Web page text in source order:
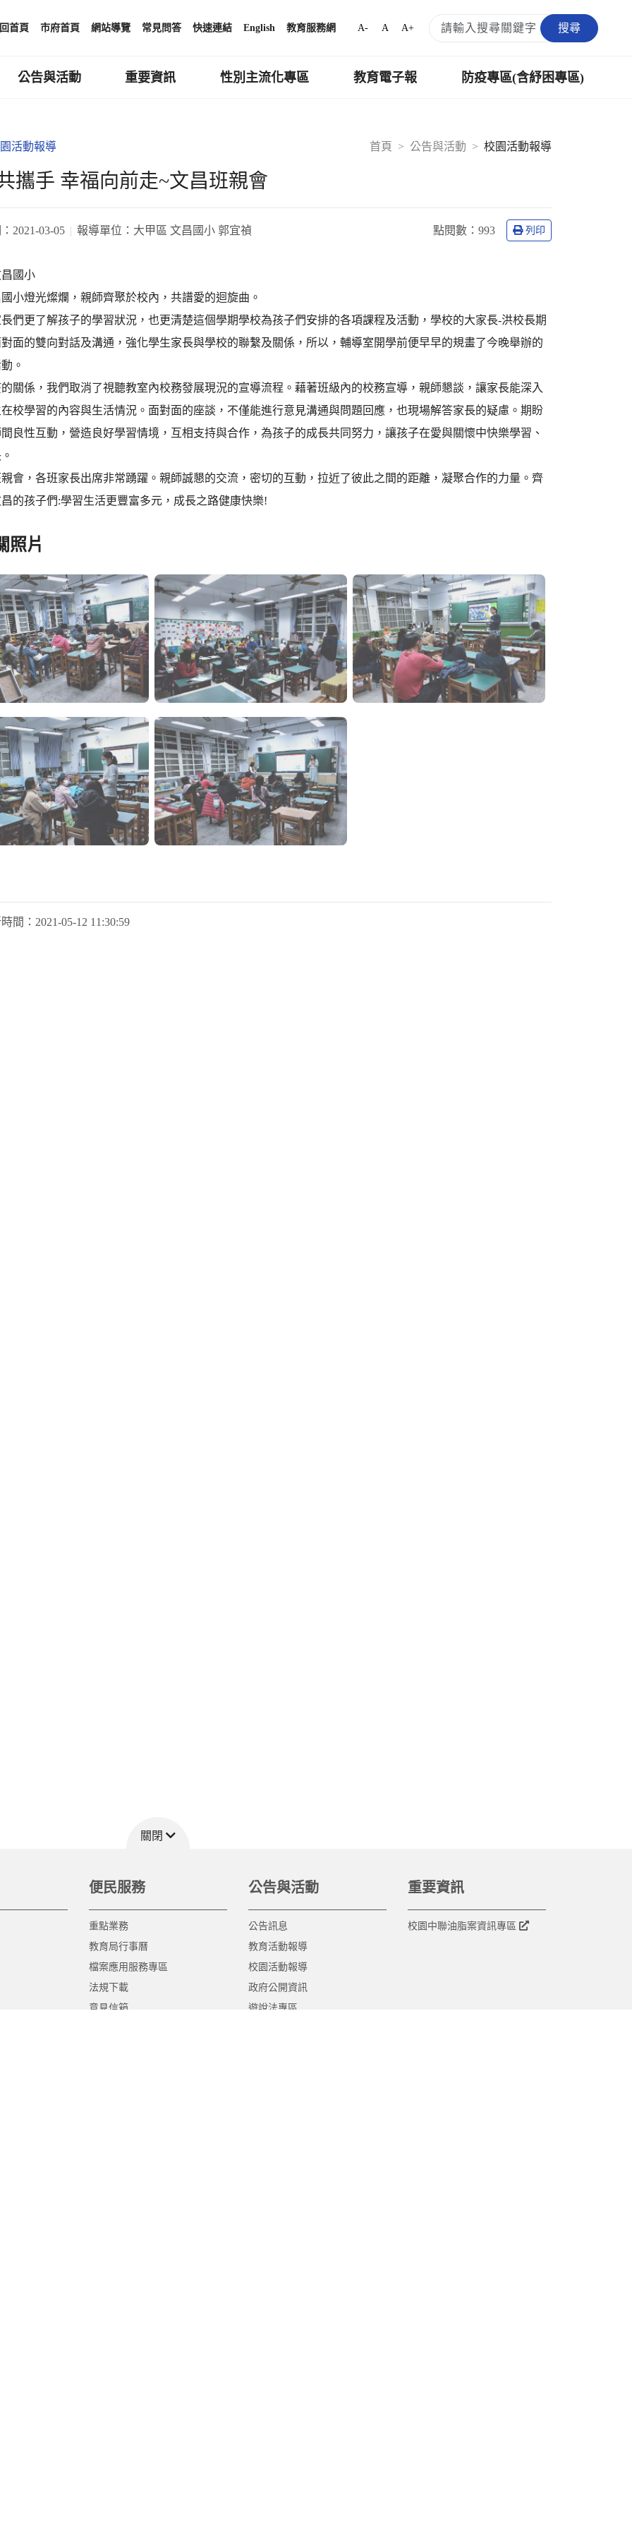
回首頁 市府首頁 網站導覽 常見問答 快速連結 English 教育服務網 A- A A+ 搜尋
公告與活動 重要資訊 性別主流化專區 教育電子報 防疫專區(含紓困專區)
首頁 公告與活動 校園活動報導
活動報導
攜手 幸福向前走~文昌班親會
2021-03-05 報導單位： 大甲區 文昌國小 郭宜禎 點閱數： 993 列印
國小
小燈光燦爛，親師齊聚於校內，共譜愛的迴旋曲。
們更了解孩子的學習狀況，也更清楚這個學期學校為孩子們安排的各項課程及活動，學校的大家長-洪校長期
面的雙向對話及溝通，強化學生家長與學校的聯繫及關係，所以，輔導室開學前便早早的規畫了今晚舉辦的
。
關係，我們取消了視聽教室內校務發展現況的宣導流程。藉著班級內的校務宣導，親師懇談，讓家長能深入
校學習的內容與生活情況。面對面的座談，不僅能進行意見溝通與問題回應，也現場解答家長的疑慮。期盼
良性互動，營造良好學習情境，互相支持與合作，為孩子的成長共同努力，讓孩子在愛與關懷中快樂學習、
會，各班家長出席非常踴躍。親師誠懇的交流，密切的互動，拉近了彼此之間的距離，凝聚合作的力量。齊
的孩子們:學習生活更豐富多元，成長之路健康快樂!
照片
間： 2021-05-12 11:30:59
關閉
便民服務
重點業務
教育局行事曆
檔案應用服務專區
法規下載
意見信箱
公告與活動
公告訊息
教育活動報導
校園活動報導
政府公開資訊
遊說法專區
重要資訊
校園中聯油脂案資訊專區